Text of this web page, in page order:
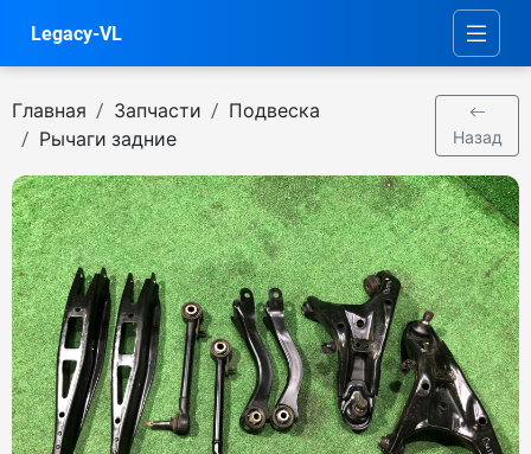
Legacy-VL
Главная Запчасти
Подвеска
Рычаги задние
Назад